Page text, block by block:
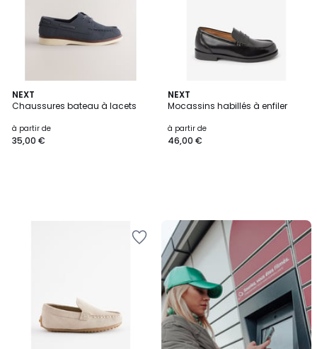
NEXT
Chaussures bateau à lacets
à partir de
35,00 €
NEXT
Mocassins habillés à enfiler
à partir de
46,00 €
Nouveau
Livraison
en
Locker
Mondial
Relay